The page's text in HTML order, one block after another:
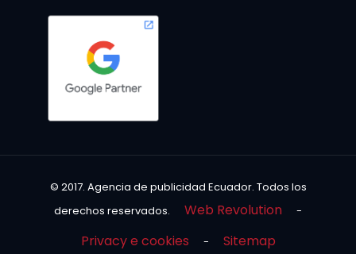
© 2017. Agencia de publicidad Ecuador. Todos los
derechos reservados.
Web Revolution -
Privacy e cookies - Sitemap